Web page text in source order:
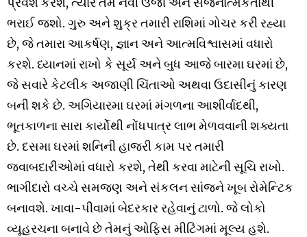
ભરાઈ જશો. ગુરુ અને શુક્ર તમારી રાશિમાં ગોચર કરી રહ્યા
છે, જે તમારા આકર્ષણ, જ્ઞાન અને આત્મવિશ્વાસમાં વધારો
કરશે. ધ્યાનમાં રાખો કે સૂર્ય અને બુધ આજે બારમા ઘરમાં છે,
જે સવારે કેટલીક અજાણી ચિંતાઓ અથવા ઉદાસીનું કારણ
બની શકે છે. અગિયારમા ઘરમાં મંગળના આશીર્વાદથી,
ભૂતકાળના સારા કાર્યોથી નોંધપાત્ર લાભ મેળવવાની શક્યતા
છે. દસમા ઘરમાં શનિની હાજરી કામ પર તમારી
જવાબદારીઓમાં વધારો કરશે, તેથી કરવા માટેની સૂચિ રાખો.
ભાગીદારો વચ્ચે સમજણ અને સંકલન સાંજને ખૂબ રોમેન્ટિક
બનાવશે. ખાવા-પીવામાં બેદરકાર રહેવાનું ટાળો. જે લોકો
વ્યૂહરચના બનાવે છે તેમનું ઓફિસ મીટિંગમાં મૂલ્ય હશે.